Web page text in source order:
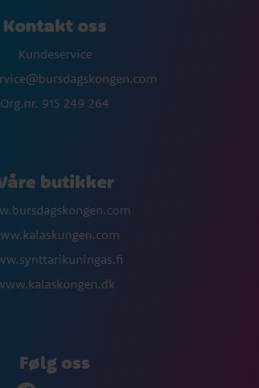
Kontakt oss
Kundeservice
Org.nr. 915 249 264
butikker
Følg oss